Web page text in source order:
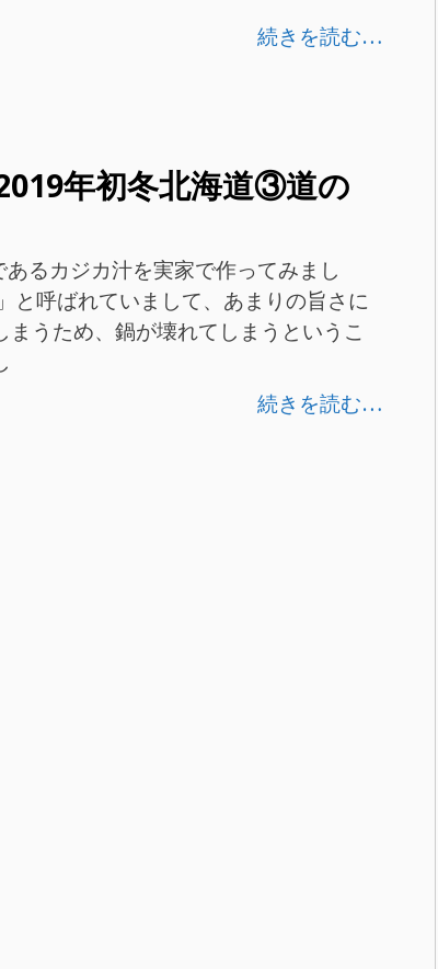
続きを読む…
年初冬北海道③道の
るカジカ汁を実家で作ってみまし
と呼ばれていまして、あまりの旨さに
うため、鍋が壊れてしまうというこ
続きを読む…